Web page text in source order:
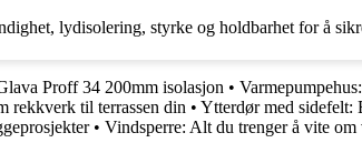
lydisolering, styrke og holdbarhet for å
Proff 34 200mm isolasjon •
rekkverk til terrassen din • Ytterdør med sidefelt:
• Vindsperre: Alt du trenger å vite